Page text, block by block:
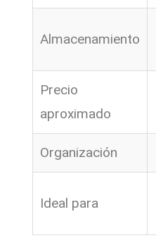
Almacenamiento
Precio
aproximado
Organización
Ideal para